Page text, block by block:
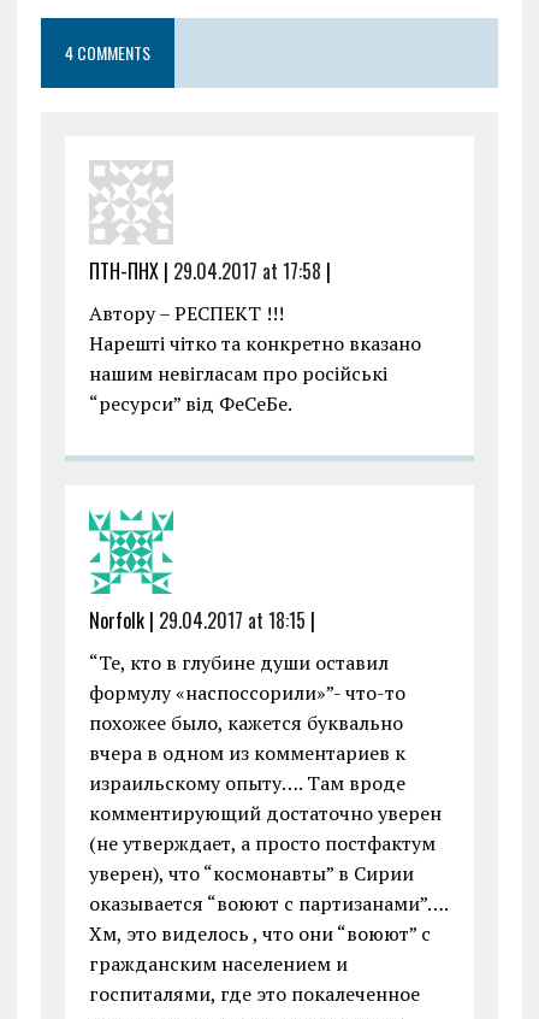
o
o
k
r A
p
g
4 COMMENTS
ПТН-ПНХ | 29.04.2017 at 17:58 |
Автору – РЕСПЕКТ !!!
Нарешті чітко та конкретно вказано
нашим невігласам про російські
“ресурси” від ФеСеБе.
Norfolk | 29.04.2017 at 18:15 |
“Те, кто в глубине души оставил
формулу «наспоссорили»”- что-то
похожее было, кажется буквально
вчера в одном из комментариев к
израильскому опыту…. Там вроде
комментирующий достаточно уверен
(не утверждает, а просто постфактум
уверен), что “космонавты” в Сирии
оказывается “воюют с партизанами”….
Хм, это виделось , что они “воюют” с
гражданским населением и
госпиталями, где это покалеченное